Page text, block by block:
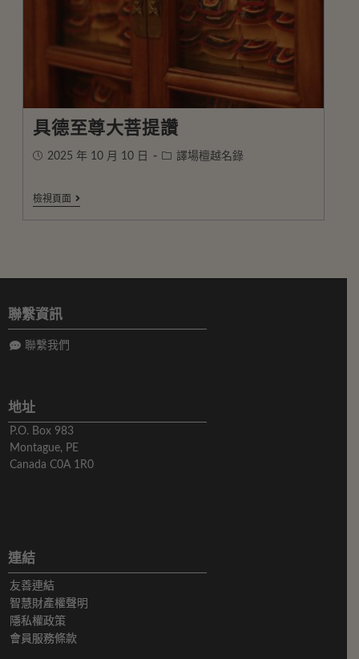
具德至尊大菩提讚
2025 年 10 月 10 日 譯場檀越名錄
檢視頁面
聯繫資訊
聯繫我們
地址
P.O. Box 983
Montague, PE
Canada C0A 1R0
連結
友善連結
智慧財產權聲明
隱私權政策
會員服務條款